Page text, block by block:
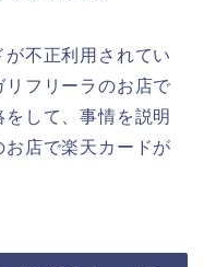
不正利用されてい
フリーラのお店で
して、事情を説明
店で楽天カードが